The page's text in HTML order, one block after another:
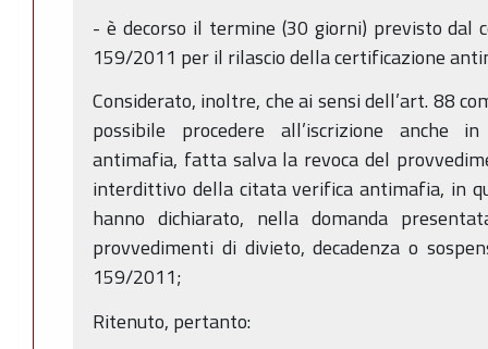
- è decorso il termine (30 giorni) previsto dal
159/2011 per il rilascio della certificazione
Considerato, inoltre, che ai sensi dell’art. 88
possibile procedere all’iscrizione anche
antimafia, fatta salva la revoca del
interdittivo della citata verifica antimafia, in
hanno dichiarato, nella domanda
provvedimenti di divieto, decadenza o
159/2011;
Ritenuto, pertanto: